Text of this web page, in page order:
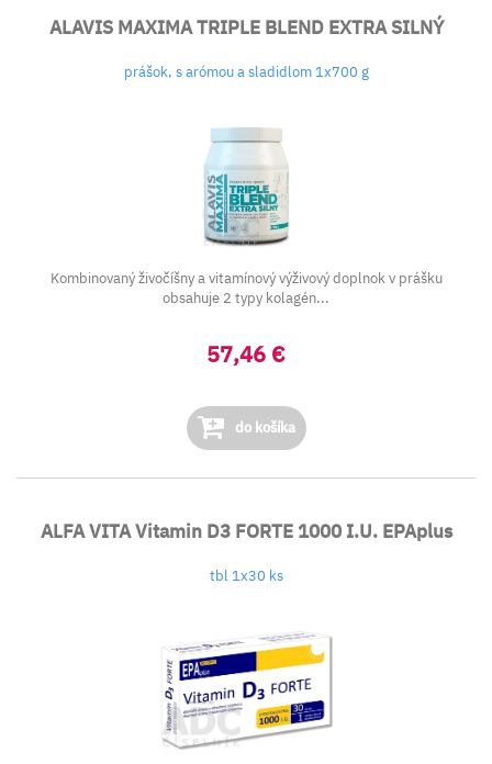
ALAVIS MAXIMA TRIPLE BLEND EXTRA SILNÝ
prášok, s arómou a sladidlom 1x700 g
Kombinovaný živočíšny a vitamínový výživový doplnok v prášku
obsahuje 2 typy kolagén...
57,46 €
do košíka
ALFA VITA Vitamin D3 FORTE 1000 I.U. EPAplus
tbl 1x30 ks